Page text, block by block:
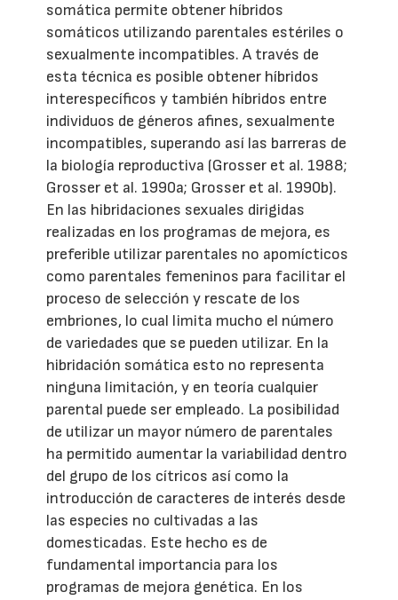
somática permite obtener híbridos
somáticos utilizando parentales estériles o
sexualmente incompatibles. A través de
esta técnica es posible obtener híbridos
interespecíficos y también híbridos entre
individuos de géneros afines, sexualmente
incompatibles, superando así las barreras de
la biología reproductiva (Grosser et al. 1988;
Grosser et al. 1990a; Grosser et al. 1990b).
En las hibridaciones sexuales dirigidas
realizadas en los programas de mejora, es
preferible utilizar parentales no apomícticos
como parentales femeninos para facilitar el
proceso de selección y rescate de los
embriones, lo cual limita mucho el número
de variedades que se pueden utilizar. En la
hibridación somática esto no representa
ninguna limitación, y en teoría cualquier
parental puede ser empleado. La posibilidad
de utilizar un mayor número de parentales
ha permitido aumentar la variabilidad dentro
del grupo de los cítricos así como la
introducción de caracteres de interés desde
las especies no cultivadas a las
domesticadas. Este hecho es de
fundamental importancia para los
programas de mejora genética. En los